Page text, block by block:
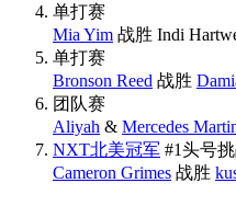
单打赛
Mia Yim 战胜 Indi
单打赛
Bronson Reed 战胜
团队赛
Aliyah & Mercedes
NXT北美冠军 #1头号
Cameron Grimes 战胜